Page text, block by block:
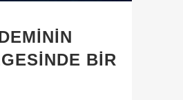
BIR